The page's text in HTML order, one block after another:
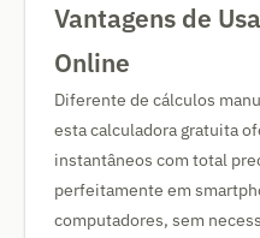
Vantagens de
Online
Diferente de cálculos
esta calculadora gratuita
instantâneos com total
perfeitamente em
computadores, sem